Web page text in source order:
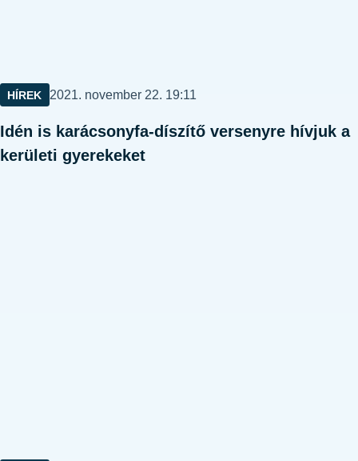
HÍREK Közzétéve:
2021. november 22. 19:11
Idén is karácsonyfa-díszítő versenyre hívjuk a
kerületi gyerekeket